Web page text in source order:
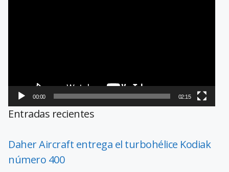
00:00 02:15
Entradas recientes
Daher Aircraft entrega el turbohélice Kodiak
número 400